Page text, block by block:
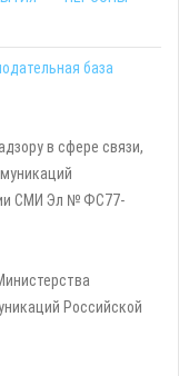
база
в сфере связи,
СМИ Эл № ФС77-
Российской